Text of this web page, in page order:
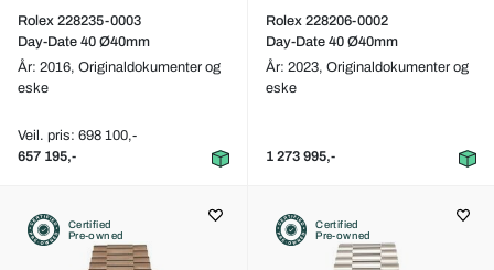
Rolex 228235-0003
Day-Date 40 Ø40mm
År: 2016, Originaldokumenter og
eske
Veil. pris: 698 100,-
657 195,-
Rolex 228206-0002
Day-Date 40 Ø40mm
År: 2023, Originaldokumenter og
eske
1 273 995,-
Certified
Pre-owned
Certified
Pre-owned